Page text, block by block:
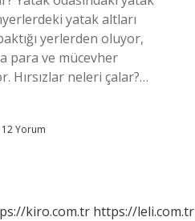
yatak altları
yerlerden oluyor,
para ve mücevher
Hırsızlar neleri çalar?…
12 Yorum
kiro.com.tr https://leli.com.tr